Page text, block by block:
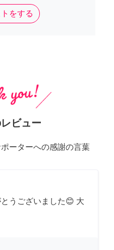
をする
ビュー
ーターへの感謝の言葉
うございました😊 大